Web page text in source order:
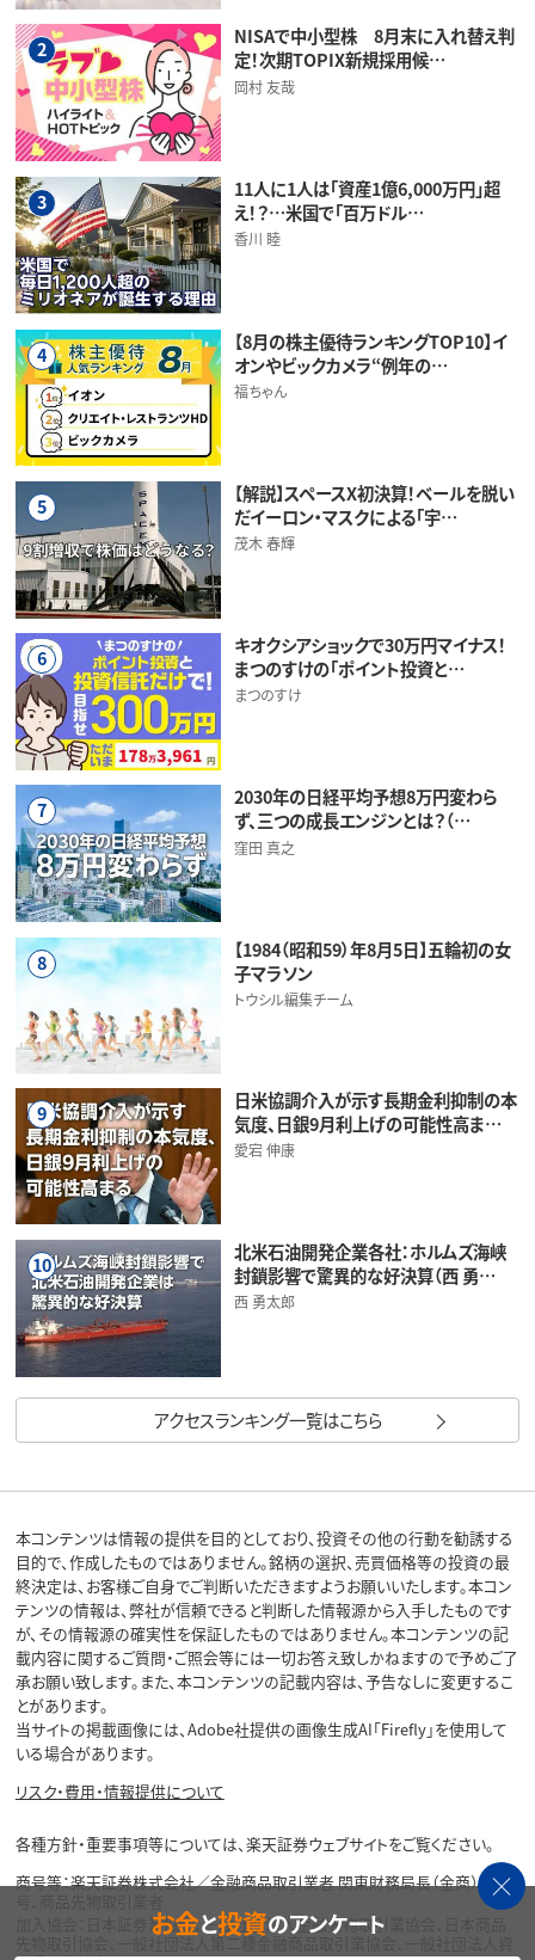
2
NISAで中小型株 8月末に入れ替え判
定！次期TOPIX新規採用候…
岡村 友哉
3
11人に1人は「資産1億6,000万円」超
え！？…米国で「百万ドル…
香川 睦
4
【8月の株主優待ランキングTOP10】イ
オンやビックカメラ“例年の…
福ちゃん
5
【解説】スペースX初決算！ベールを脱い
だイーロン・マスクによる「宇…
茂木 春輝
6
キオクシアショックで30万円マイナス！
まつのすけの「ポイント投資と…
まつのすけ
7
2030年の日経平均予想8万円変わら
ず、三つの成長エンジンとは？（…
窪田 真之
8
【1984（昭和59）年8月5日】五輪初の女
子マラソン
トウシル編集チーム
9
日米協調介入が示す長期金利抑制の本
気度、日銀9月利上げの可能性高ま…
愛宕 伸康
10
北米石油開発企業各社：ホルムズ海峡
封鎖影響で驚異的な好決算（西 勇…
西 勇太郎
アクセスランキング一覧はこちら
本コンテンツは情報の提供を目的としており、投資その他の行動を勧誘する
目的で、作成したものではありません。銘柄の選択、売買価格等の投資の最
終決定は、お客様ご自身でご判断いただきますようお願いいたします。本コン
テンツの情報は、弊社が信頼できると判断した情報源から入手したものです
が、その情報源の確実性を保証したものではありません。本コンテンツの記
載内容に関するご質問・ご照会等には一切お答え致しかねますので予めご了
承お願い致します。また、本コンテンツの記載内容は、予告なしに変更するこ
とがあります。
当サイトの掲載画像には、Adobe社提供の画像生成AI「Firefly」を使用して
いる場合があります。
リスク・費用・情報提供について
各種方針・重要事項等については、楽天証券ウェブサイトをご覧ください。
商号等：楽天証券株式会社／金融商品取引業者 関東財務局長（金商）第195
加入協会：日本証券業協会、一般社団法人金融先物取引業協会、日本商品
先物取引協会、一般社団法人第二種金融商品取引業協会、一般社団法人資
お金と投資のアンケート